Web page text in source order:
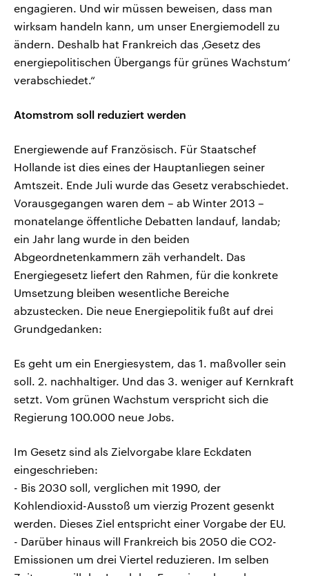
engagieren. Und wir müssen beweisen, dass man
wirksam handeln kann, um unser Energiemodell zu
ändern. Deshalb hat Frankreich das ‚Gesetz des
energiepolitischen Übergangs für grünes Wachstum‘
verabschiedet.“
Atomstrom soll reduziert werden
Energiewende auf Französisch. Für Staatschef
Hollande ist dies eines der Hauptanliegen seiner
Amtszeit. Ende Juli wurde das Gesetz verabschiedet.
Vorausgegangen waren dem – ab Winter 2013 –
monatelange öffentliche Debatten landauf, landab;
ein Jahr lang wurde in den beiden
Abgeordnetenkammern zäh verhandelt. Das
Energiegesetz liefert den Rahmen, für die konkrete
Umsetzung bleiben wesentliche Bereiche
abzustecken. Die neue Energiepolitik fußt auf drei
Grundgedanken:
Es geht um ein Energiesystem, das 1. maßvoller sein
soll. 2. nachhaltiger. Und das 3. weniger auf Kernkraft
setzt. Vom grünen Wachstum verspricht sich die
Regierung 100.000 neue Jobs.
Im Gesetz sind als Zielvorgabe klare Eckdaten
eingeschrieben:
- Bis 2030 soll, verglichen mit 1990, der
Kohlendioxid-Ausstoß um vierzig Prozent gesenkt
werden. Dieses Ziel entspricht einer Vorgabe der EU.
- Darüber hinaus will Frankreich bis 2050 die CO2-
Emissionen um drei Viertel reduzieren. Im selben